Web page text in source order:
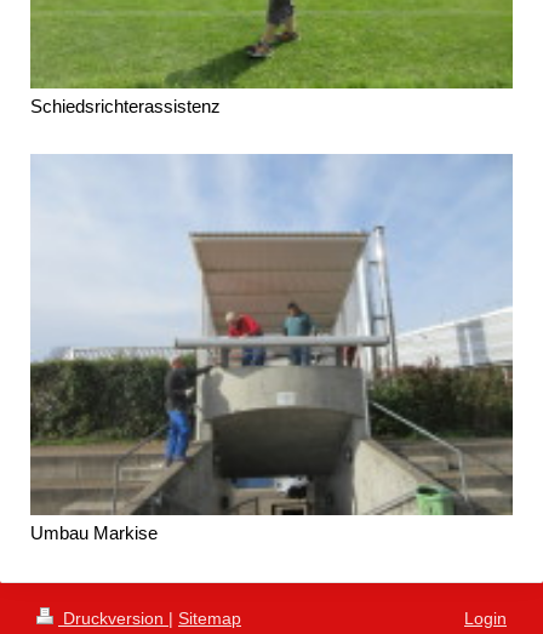
Schiedsrichterassistenz
Umbau Markise
Druckversion | Sitemap
Login